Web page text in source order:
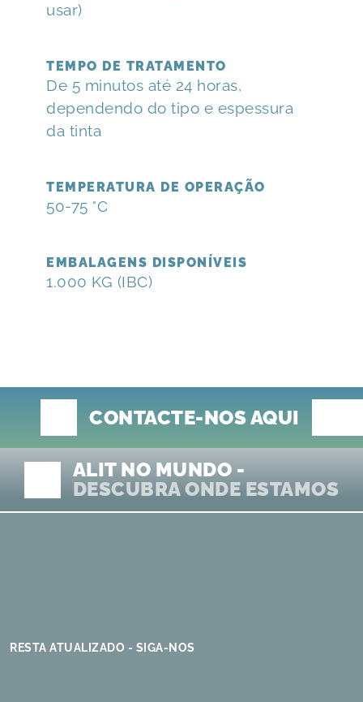
usar)
TEMPO DE TRATAMENTO
De 5 minutos até 24 horas,
dependendo do tipo e espessura
da tinta
TEMPERATURA DE OPERAÇÃO
50-75 °C
EMBALAGENS DISPONÍVEIS
1.000 KG (IBC)
CONTACTE-NOS AQUI
ALIT NO MUNDO -
DESCUBRA ONDE ESTAMOS
RESTA ATUALIZADO - SIGA-NOS